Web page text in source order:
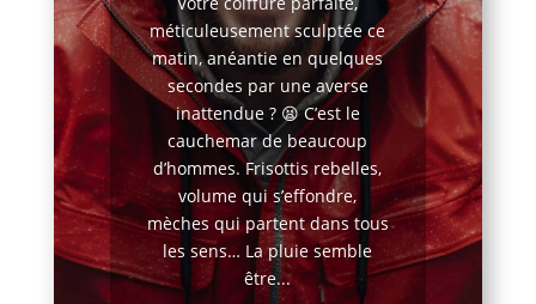
méticuleusement sculptée ce
matin, anéantie en quelques
secondes par une averse
inattendue ? 😫 C’est le
cauchemar de beaucoup
d’hommes. Frisottis rebelles,
volume qui s’effondre,
mèches qui partent dans tous
les sens… La pluie semble
être...